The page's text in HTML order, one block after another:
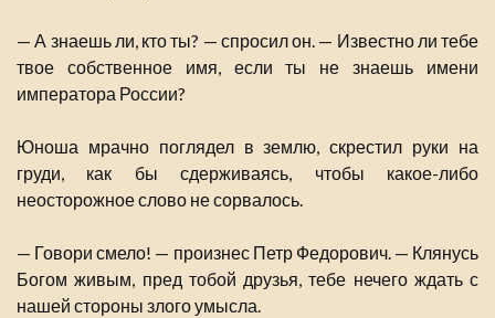
— А знаешь ли, кто ты? — спросил он. — Известно ли тебе
твое собственное имя, если ты не знаешь имени
императора России?
Юноша мрачно поглядел в землю, скрестил руки на
груди, как бы сдерживаясь, чтобы какое-либо
неосторожное слово не сорвалось.
— Говори смело! — произнес Петр Федорович. — Клянусь
Богом живым, пред тобой друзья, тебе нечего ждать с
нашей стороны злого умысла.